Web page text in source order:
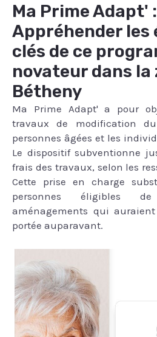
Ma Prime Adapt' :
Appréhender les
clés de ce
novateur dans la
Bétheny
Ma Prime Adapt' a pour
travaux de modification
personnes âgées et les
Le dispositif subventionne
frais des travaux, selon les
Cette prise en charge
personnes éligibles
aménagements qui
portée auparavant.